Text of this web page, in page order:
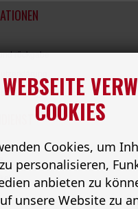
rückgabe
COOKIES
Cookies, um
personalisieren,
anbieten zu
unsere Website zu